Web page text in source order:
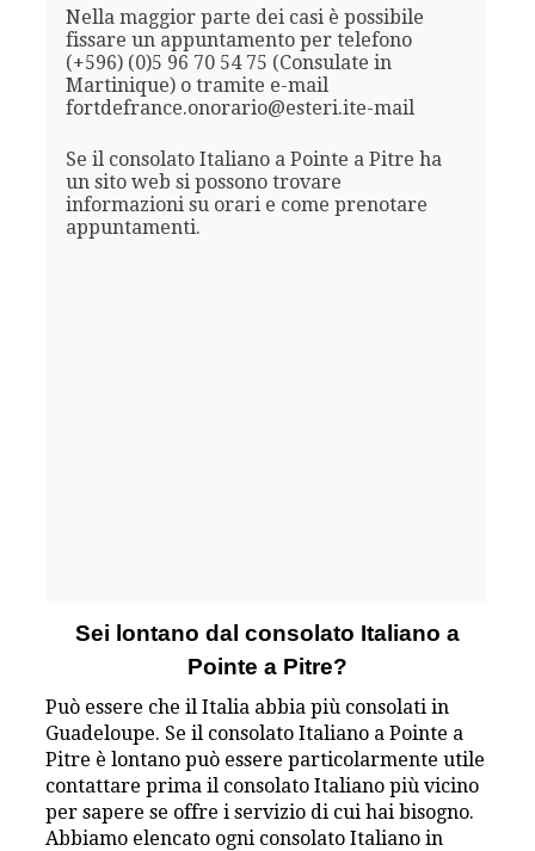
Nella maggior parte dei casi è possibile
fissare un appuntamento per telefono
(+596) (0)5 96 70 54 75 (Consulate in
Martinique) o tramite e-mail
fortdefrance.onorario@esteri.ite-mail
Se il consolato Italiano a Pointe a Pitre ha
un sito web si possono trovare
informazioni su orari e come prenotare
appuntamenti.
Sei lontano dal consolato Italiano a
Pointe a Pitre?
Può essere che il Italia abbia più consolati in
Guadeloupe. Se il consolato Italiano a Pointe a
Pitre è lontano può essere particolarmente utile
contattare prima il consolato Italiano più vicino
per sapere se offre i servizio di cui hai bisogno.
Abbiamo elencato ogni consolato Italiano in